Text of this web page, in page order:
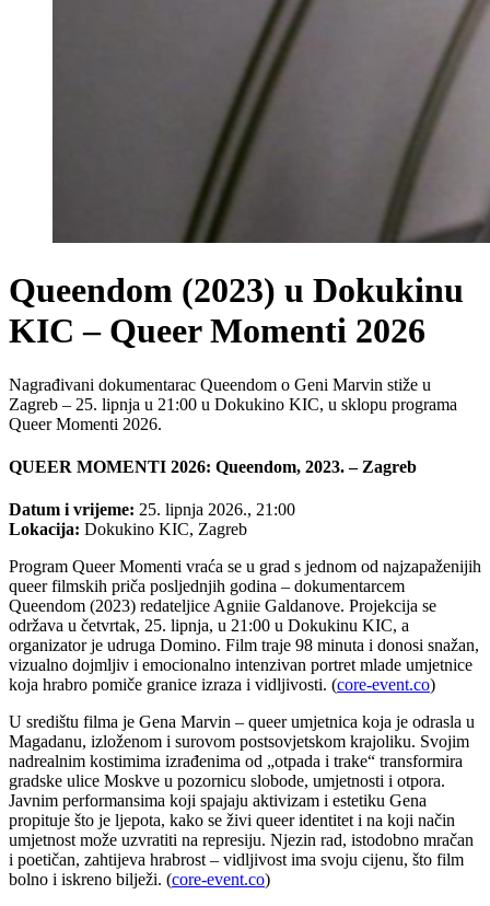
Queendom (2023) u Dokukinu
KIC – Queer Momenti 2026
Nagrađivani dokumentarac Queendom o Geni Marvin stiže u
Zagreb – 25. lipnja u 21:00 u Dokukino KIC, u sklopu programa
Queer Momenti 2026.
QUEER MOMENTI 2026: Queendom, 2023. – Zagreb
Datum i vrijeme: 25. lipnja 2026., 21:00
Lokacija: Dokukino KIC, Zagreb
Program Queer Momenti vraća se u grad s jednom od najzapaženijih
queer filmskih priča posljednjih godina – dokumentarcem
Queendom (2023) redateljice Agniie Galdanove. Projekcija se
održava u četvrtak, 25. lipnja, u 21:00 u Dokukinu KIC, a
organizator je udruga Domino. Film traje 98 minuta i donosi snažan,
vizualno dojmljiv i emocionalno intenzivan portret mlade umjetnice
koja hrabro pomiče granice izraza i vidljivosti. (core-event.co)
U središtu filma je Gena Marvin – queer umjetnica koja je odrasla u
Magadanu, izloženom i surovom postsovjetskom krajoliku. Svojim
nadrealnim kostimima izrađenima od „otpada i trake“ transformira
gradske ulice Moskve u pozornicu slobode, umjetnosti i otpora.
Javnim performansima koji spajaju aktivizam i estetiku Gena
propituje što je ljepota, kako se živi queer identitet i na koji način
umjetnost može uzvratiti na represiju. Njezin rad, istodobno mračan
i poetičan, zahtijeva hrabrost – vidljivost ima svoju cijenu, što film
bolno i iskreno bilježi. (core-event.co)